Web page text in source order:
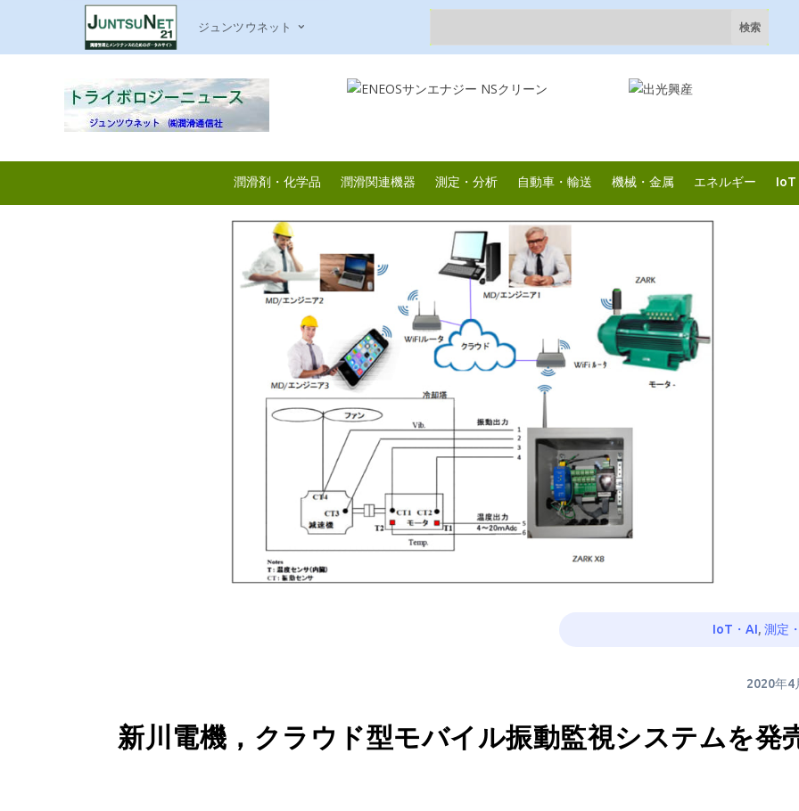
ジュンツウネット
潤滑剤・化学品 潤滑関連機器 測定・分析 自動車・輸送 機械・金属 エネルギー IoT
IoT・AI,測定
2020年4
新川電機，クラウド型モバイル振動監視システムを発